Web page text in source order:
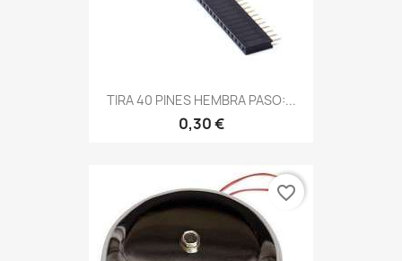
TIRA 40 PINES HEMBRA PASO:...
0,30 €
favorite_border